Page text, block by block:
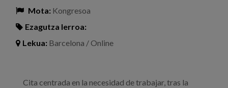
Mota: Kongresoa
Ezagutza lerroa:
Lekua: Barcelona / Online
Cita centrada en la necesidad de trabajar, tras la